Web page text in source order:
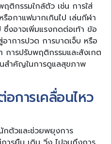
ติกรรมใกล้ตัว เช่น การใส่
อกาแฟมากเกินไป เล่นกีฬา
งอาจเพิ่มแรงกดต่อเท้า ข้อ
อาการปวด การบาดเจ็บ หรือ
การปรับพฤติกรรมและสังเกต
นสำคัญในการดูแลสุขภาพ
การเคลื่อนไหว
กตัวและช่วยพยุงการ